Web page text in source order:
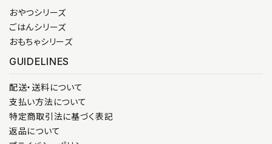
おやつシリーズ
ごはんシリーズ
おもちゃシリーズ
GUIDELINES
配送・送料について
支払い方法について
特定商取引法に基づく表記
返品について